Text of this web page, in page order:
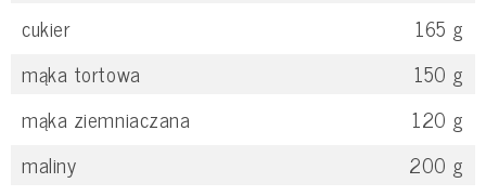
cukier
165 g
mąka tortowa
150 g
mąka ziemniaczana
120 g
maliny
200 g